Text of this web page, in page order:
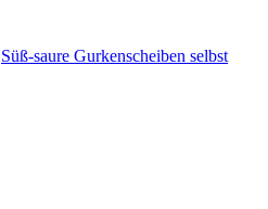
Süß-saure Gurkenscheiben selbst